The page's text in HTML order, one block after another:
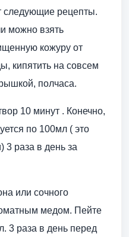
следующие рецепты.
можно взять
кожуру от
кипятить на совсем
полчаса.
10 минут . Конечно,
по 100мл ( это
3 раза в день за
или сочного
медом. Пейте
3 раза в день перед